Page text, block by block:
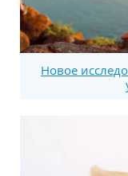
Новое